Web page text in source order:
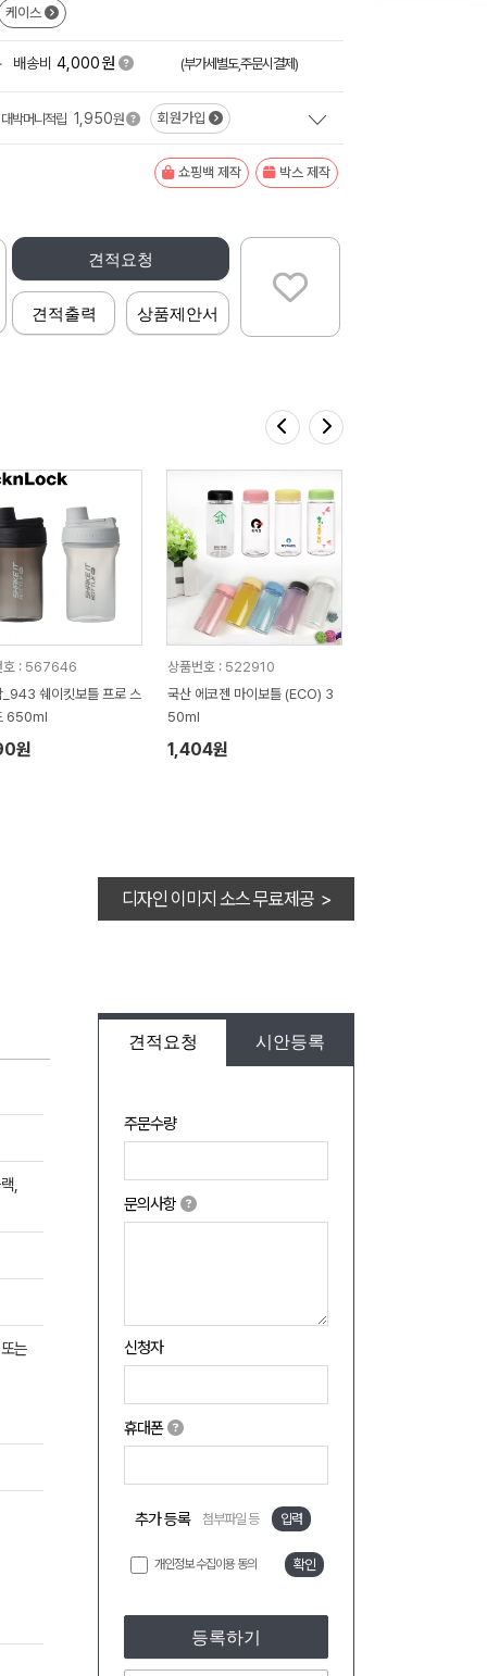
케이스
배송비 4,000원 (부가세별도,주문시결제)
대박머니적립 1,950원 회원가입
쇼핑백 제작 박스 제작
견적요청
견적출력 상품제안서
호 : 567646
킷보틀 프로 스
650ml
원
상품번호 : 522910
국산 에코젠 마이보틀 (ECO) 3
50ml
1,404원
디자인 이미지 소스 무료제공 >
견적요청 시안등록
주문수량
문의사항
신청자
휴대폰
추가 등록 첨부파일 등 입력
개인정보 수집이용 동의 확인
등록하기
,
는